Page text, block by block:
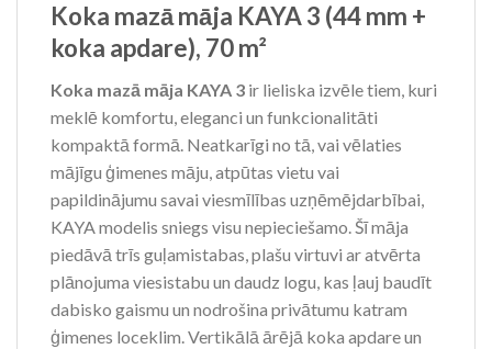
Koka mazā māja KAYA 3 (44 mm +
koka apdare), 70 m²
Koka mazā māja KAYA 3 ir lieliska izvēle tiem, kuri
meklē komfortu, eleganci un funkcionalitāti
kompaktā formā. Neatkarīgi no tā, vai vēlaties
mājīgu ģimenes māju, atpūtas vietu vai
papildinājumu savai viesmīlības uzņēmējdarbībai,
KAYA modelis sniegs visu nepieciešamo. Šī māja
piedāvā trīs guļamistabas, plašu virtuvi ar atvērta
plānojuma viesistabu un daudz logu, kas ļauj baudīt
dabisko gaismu un nodrošina privātumu katram
ģimenes loceklim. Vertikālā ārējā koka apdare un